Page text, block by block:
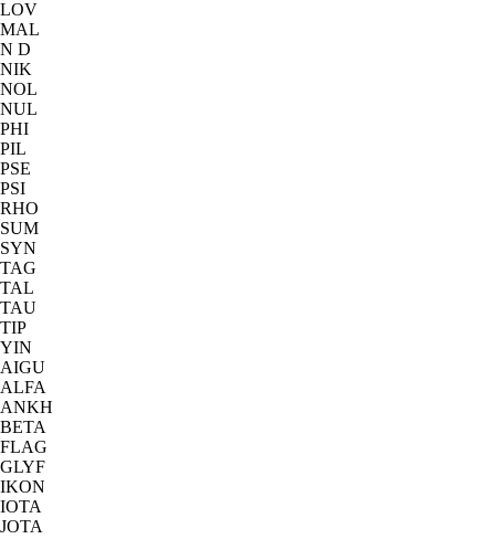
LOV
MAL
N D
NIK
NOL
NUL
PHI
PIL
PSE
PSI
RHO
SUM
SYN
TAG
TAL
TAU
TIP
YIN
AIGU
ALFA
ANKH
BETA
FLAG
GLYF
IKON
IOTA
JOTA